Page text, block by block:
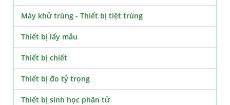
Máy khử trùng - Thiết bị tiệt trùng
Thiết bị lấy mẫu
Thiết bị chiết
Thiết bị đo tỷ trọng
Thiết bị sinh học phân tử